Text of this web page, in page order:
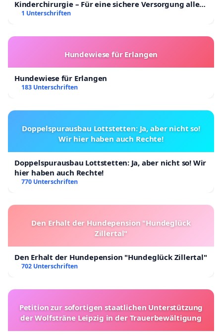
Kinderchirurgie – Für eine sichere Versorgung aller
Kinder in Deutschland
1 Unterschriften
Hundewiese für Erlangen
Hundewiese für Erlangen
183 Unterschriften
Doppelspurausbau Lottstetten: Ja, aber nicht so!
Wir hier haben auch Rechte!
Doppelspurausbau Lottstetten: Ja, aber nicht so! Wir
hier haben auch Rechte!
770 Unterschriften
Den Erhalt der Hundepension "Hundeglück
Zillertal"
Den Erhalt der Hundepension "Hundeglück Zillertal"
702 Unterschriften
Petition zur sofortigen staatlichen Unterstützung
der Wolfsträne Leipzig in der Trauerbewältigung